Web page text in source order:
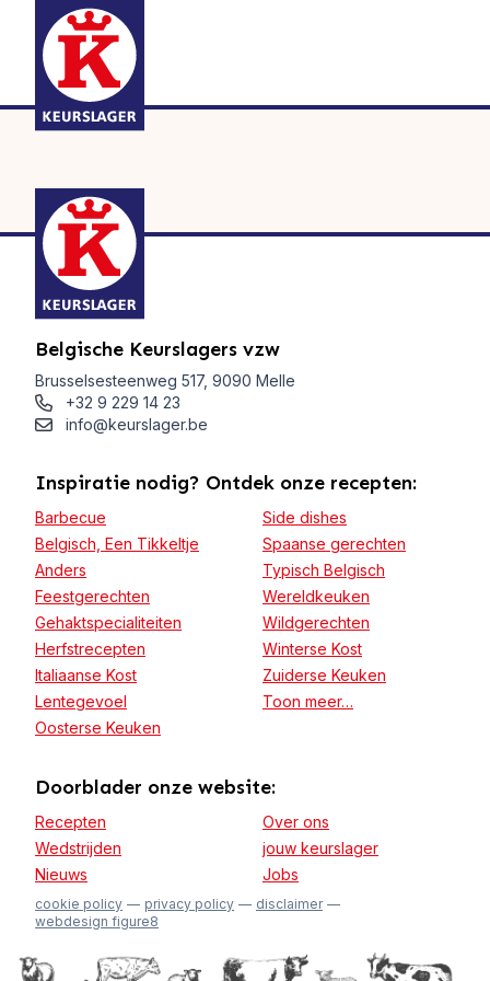
Belgische Keurslagers vzw
Brusselsesteenweg 517, 9090 Melle
+32 9 229 14 23
info@keurslager.be
Inspiratie nodig? Ontdek onze recepten:
Barbecue
Belgisch, Een Tikkeltje
Anders
Feestgerechten
Gehaktspecialiteiten
Herfstrecepten
Italiaanse Kost
Lentegevoel
Oosterse Keuken
Side dishes
Spaanse gerechten
Typisch Belgisch
Wereldkeuken
Wildgerechten
Winterse Kost
Zuiderse Keuken
Toon meer…
Doorblader onze website:
Recepten
Wedstrijden
Nieuws
Over ons
jouw keurslager
Jobs
cookie policy privacy policy
disclaimer
webdesign figure8